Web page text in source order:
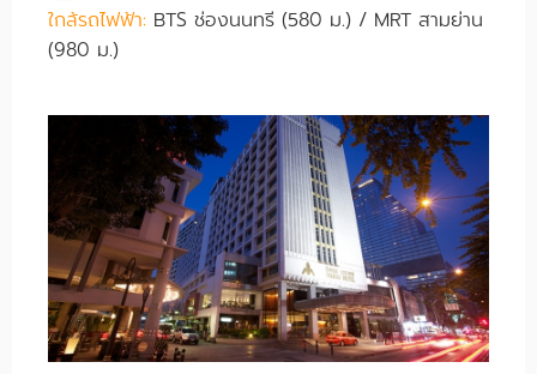
ใกล้รถไฟฟ้า: BTS ช่องนนทรี (580 ม.) / MRT สามย่าน
(980 ม.)